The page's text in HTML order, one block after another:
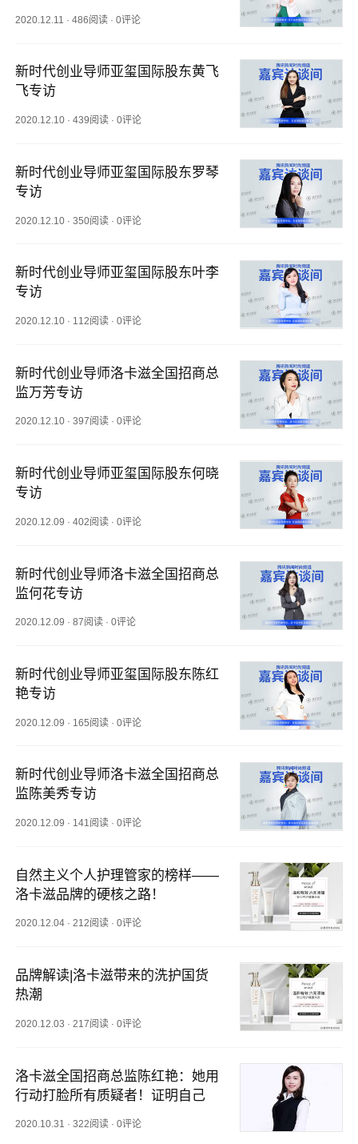
2020.12.11 ·486阅读 ·0评论
新时代创业导师亚玺国际股东黄飞
飞专访
2020.12.10 ·439阅读 ·0评论
新时代创业导师亚玺国际股东罗琴
专访
2020.12.10 ·350阅读 ·0评论
新时代创业导师亚玺国际股东叶李
专访
2020.12.10 · 112阅读 ·0评论
新时代创业导师洛卡滋全国招商总
监万芳专访
2020.12.10 ·397阅读 ·0评论
新时代创业导师亚玺国际股东何晓
专访
2020.12.09 ·402阅读 ·0评论
新时代创业导师洛卡滋全国招商总
监何花专访
2020.12.09 ·87阅读 ·0评论
新时代创业导师亚玺国际股东陈红
艳专访
2020.12.09 · 165阅读 ·0评论
新时代创业导师洛卡滋全国招商总
监陈美秀专访
2020.12.09 · 141阅读 ·0评论
自然主义个人护理管家的榜样——
洛卡滋品牌的硬核之路！
2020.12.04 ·212阅读 ·0评论
品牌解读|洛卡滋带来的洗护国货
热潮
2020.12.03 · 217阅读 ·0评论
洛卡滋全国招商总监陈红艳：她用
行动打脸所有质疑者！证明自己
2020.10.31 ·322阅读 ·0评论